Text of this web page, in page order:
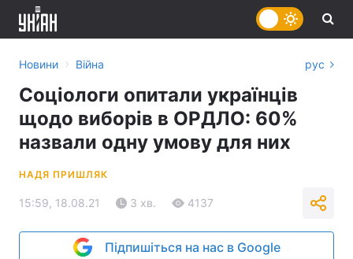
Новини › Війна рус
Соціологи опитали українців
щодо виборів в ОРДЛО: 60%
назвали одну умову для них
НАДЯ ПРИШЛЯК
15:59, 18.08.21 3 хв. 4137
Підпишіться на нас в Google